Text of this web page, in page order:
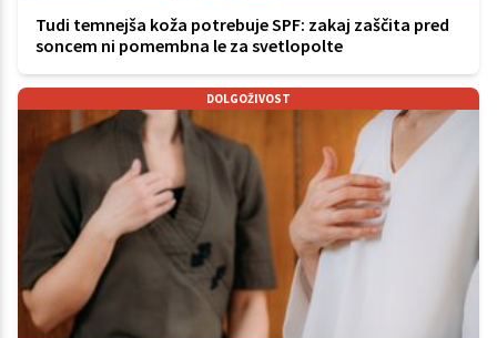
Tudi temnejša koža potrebuje SPF: zakaj zaščita pred
soncem ni pomembna le za svetlopolte
DOLGOŽIVOST